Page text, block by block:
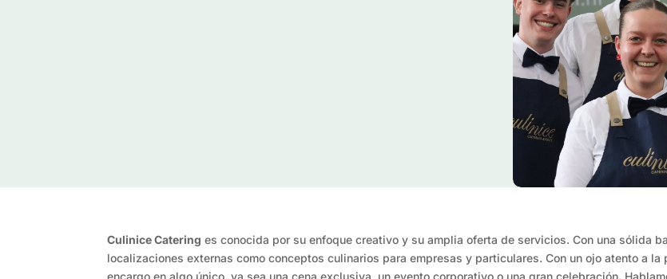
Culinice Catering es conocida por su enfoque creativo y su amplia oferta de servicios. Con una sólida
localizaciones externas como conceptos culinarios para empresas y particulares. Con un ojo atento a
encargo en algo único, ya sea una cena exclusiva, un evento corporativo o una gran celebración.